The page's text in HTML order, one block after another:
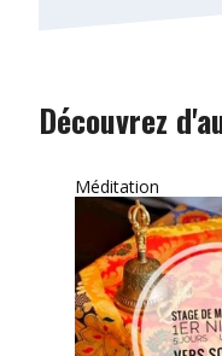
Découvrez
Méditation